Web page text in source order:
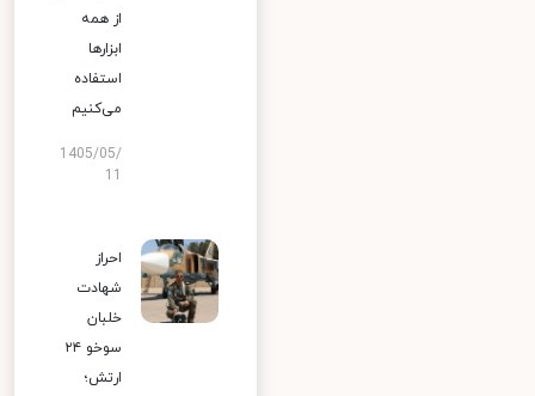
از همه
ابزارها
استفاده
می‌کنیم
1405/05/
احراز
شهادت
خلبان
سوخو ۲۴
ارتش؛